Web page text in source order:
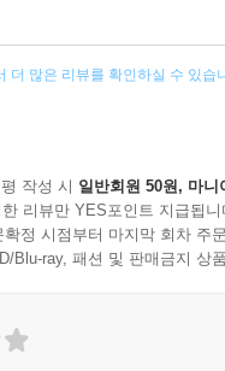
더 많은 리뷰를 확인하실 수 있습
작성 시 일반회원 50원, 마니
리뷰만 YES포인트 지급됩니
정 시점부터 마지막 회차 주
Blu-ray, 패션 및 판매금지 상